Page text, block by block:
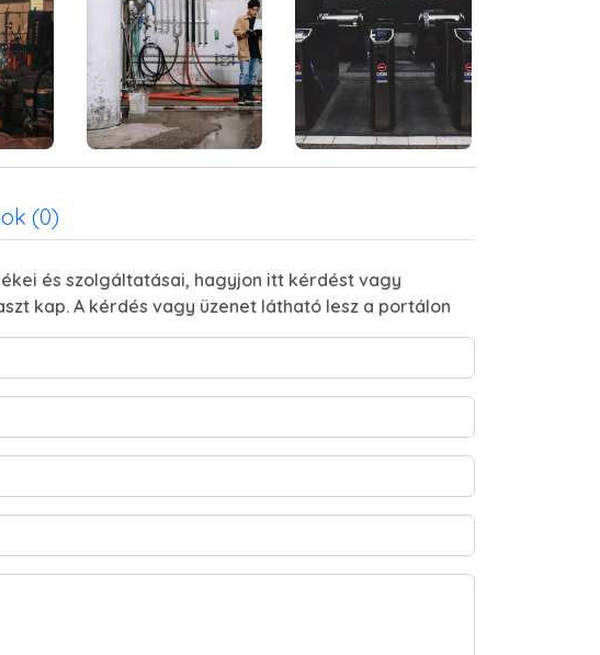
(0)
és szolgáltatásai, hagyjon itt kérdést vagy
kap. A kérdés vagy üzenet látható lesz a portálon